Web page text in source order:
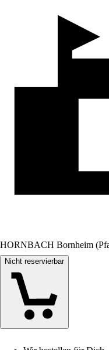
HORNBACH Bornheim
Nicht reservierbar